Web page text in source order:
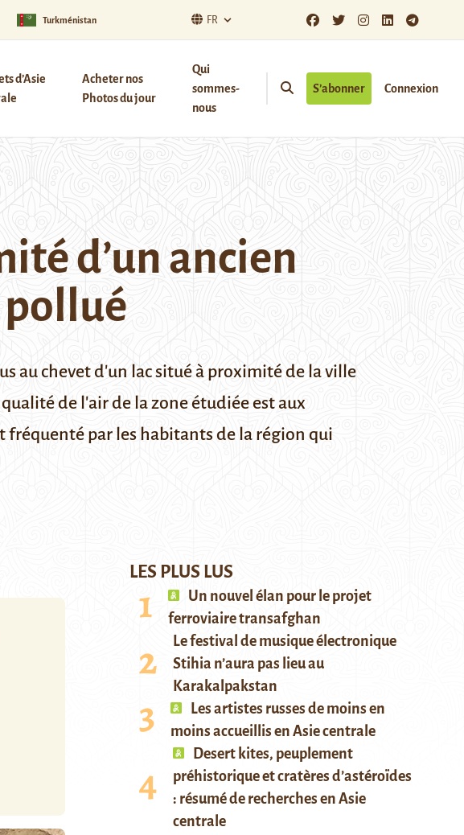
Turkménistan FR
d’Asie
Acheter nos
Photos du jour
Qui
sommes-
nous
S’abonner Connexion
d’un ancien
pollué
au chevet d'un lac situé à proximité de la ville
de l'air de la zone étudiée est aux
fréquenté par les habitants de la région qui
LES PLUS LUS
Un nouvel élan pour le projet
ferroviaire transafghan
Le festival de musique électronique
Stihia n’aura pas lieu au
Karakalpakstan
Les artistes russes de moins en
moins accueillis en Asie centrale
Desert kites, peuplement
préhistorique et cratères d’astéroïdes
: résumé de recherches en Asie
centrale